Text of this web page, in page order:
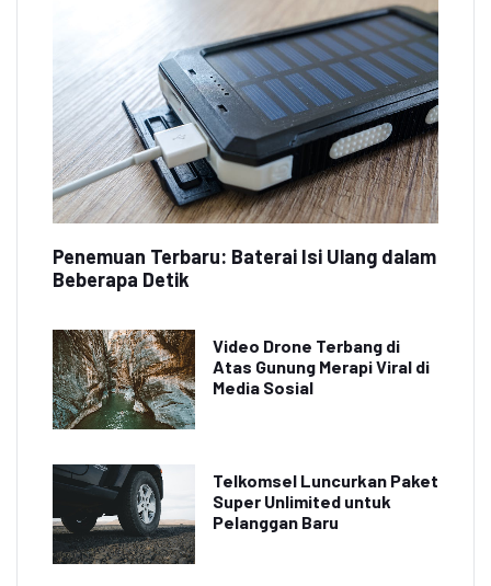
Penemuan Terbaru: Baterai Isi Ulang dalam
Beberapa Detik
Video Drone Terbang di
Atas Gunung Merapi Viral di
Media Sosial
Telkomsel Luncurkan Paket
Super Unlimited untuk
Pelanggan Baru